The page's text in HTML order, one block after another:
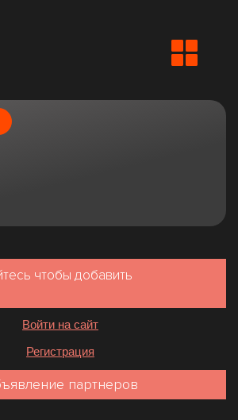
чтобы добавить
Войти на сайт
Регистрация
партнеров